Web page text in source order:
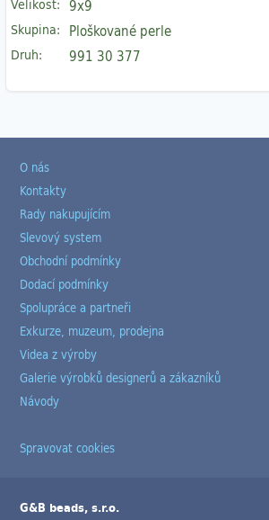
Velikost: 9x9
Skupina: Ploškované perle
Druh: 991 30 377
O nás
Kontakty
Rady nakupujícím
Slevový system
Obchodní podmínky
Dodací podmínky
Spolupráce a partneři
Exkurze, muzeum, prodejna
Videa z výroby
Galerie výrobků designerů a zákazníků
Návody
Spravovat cookies
G&B beads, s.r.o.